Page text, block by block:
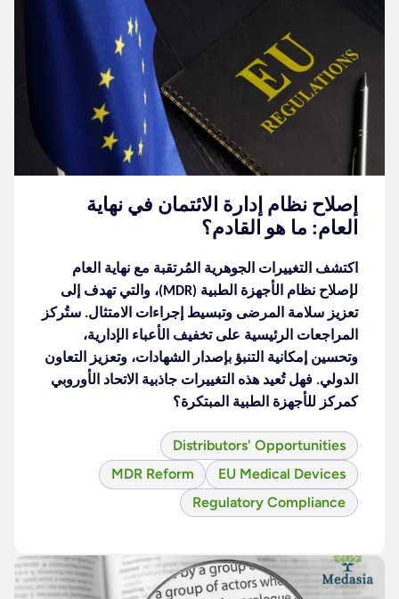
إصلاح نظام إدارة الائتمان في نهاية
العام: ما هو القادم؟
اكتشف التغييرات الجوهرية المُرتقبة مع نهاية العام
لإصلاح نظام الأجهزة الطبية (MDR)، والتي تهدف إلى
تعزيز سلامة المرضى وتبسيط إجراءات الامتثال. ستُركز
المراجعات الرئيسية على تخفيف الأعباء الإدارية،
وتحسين إمكانية التنبؤ بإصدار الشهادات، وتعزيز التعاون
الدولي. فهل تُعيد هذه التغييرات جاذبية الاتحاد الأوروبي
كمركز للأجهزة الطبية المبتكرة؟
Distributors' Opportunities
EU Medical Devices
MDR Reform
Regulatory Compliance